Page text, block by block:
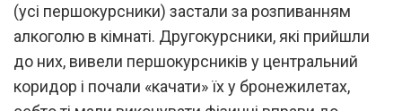
(усі першокурсники) застали за розпиванням
алкоголю в кімнаті. Другокурсники, які прийшли
до них, вивели першокурсників у центральний
коридор і почали «качати» їх у бронежилетах,